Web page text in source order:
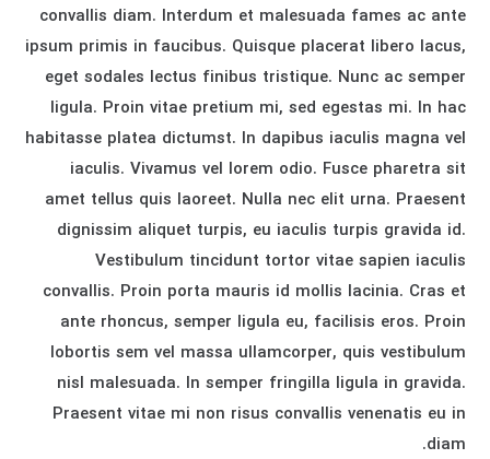
convallis diam. Interdum et malesuada fames ac ante
ipsum primis in faucibus. Quisque placerat libero lacus,
eget sodales lectus finibus tristique. Nunc ac semper
ligula. Proin vitae pretium mi, sed egestas mi. In hac
habitasse platea dictumst. In dapibus iaculis magna vel
iaculis. Vivamus vel lorem odio. Fusce pharetra sit
amet tellus quis laoreet. Nulla nec elit urna. Praesent
dignissim aliquet turpis, eu iaculis turpis gravida id.
Vestibulum tincidunt tortor vitae sapien iaculis
convallis. Proin porta mauris id mollis lacinia. Cras et
ante rhoncus, semper ligula eu, facilisis eros. Proin
lobortis sem vel massa ullamcorper, quis vestibulum
nisl malesuada. In semper fringilla ligula in gravida.
Praesent vitae mi non risus convallis venenatis eu in
diam.